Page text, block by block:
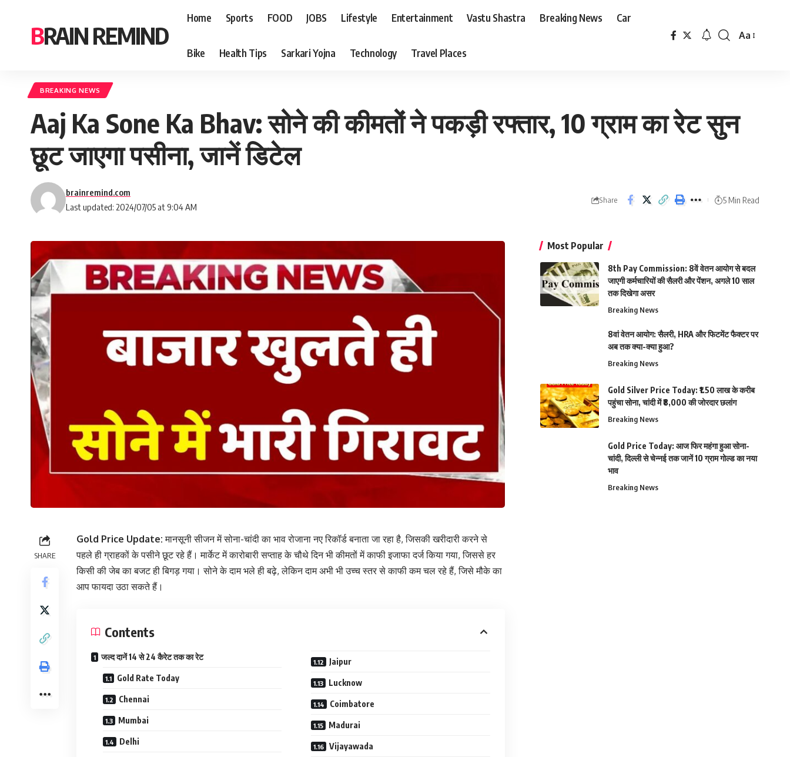
BRAIN REMIND
Home Sports FOOD JOBS Lifestyle Entertainment Vastu Shastra Breaking News Car
Bike Health Tips Sarkari Yojna Technology Travel Places
Font
Aa
BREAKING NEWS
Aaj Ka Sone Ka Bhav: सोने की कीमतों ने पकड़ी रफ्तार, 10 ग्राम का रेट सुन
छूट जाएगा पसीना, जानें डिटेल
Last updated: 2024/07/05 at 9:04 AM
brainremind.com
Share 5 Min Read
SHARE
Gold Price Update: मानसूनी सीजन में सोना-चांदी का भाव रोजाना नए रिकॉर्ड बनाता जा रहा है, जिसकी खरीदारी करने से
पहले ही ग्राहकों के पसीने छूट रहे हैं। मार्केट में कारोबारी सप्ताह के चौथे दिन भी कीमतों में काफी इजाफा दर्ज किया गया, जिससे हर
किसी की जेब का बजट ही बिगड़ गया। सोने के दाम भले ही बढ़े, लेकिन दाम अभी भी उच्च स्तर से काफी कम चल रहे हैं, जिसे मौके का
आप फायदा उठा सकते हैं।
Contents
जल्द दानें 14 से 24 कैरेट तक का रेट
Gold Rate Today
Chennai
Mumbai
Delhi
Jaipur
Lucknow
Coimbatore
Madurai
Vijayawada
Most Popular
8th Pay Commission: 8वें वेतन आयोग से बदल
जाएगी कर्मचारियों की सैलरी और पेंशन, अगले 10 साल
तक दिखेगा असर
Breaking News
8वां वेतन आयोग: सैलरी, HRA और फिटमेंट फैक्टर पर
अब तक क्या-क्या हुआ?
Breaking News
Gold Silver Price Today: ₹1.50 लाख के करीब
पहुंचा सोना, चांदी में ₹8,000 की जोरदार छलांग
Breaking News
Gold Price Today: आज फिर महंगा हुआ सोना-
चांदी, दिल्ली से चेन्नई तक जानें 10 ग्राम गोल्ड का नया
भाव
Breaking News